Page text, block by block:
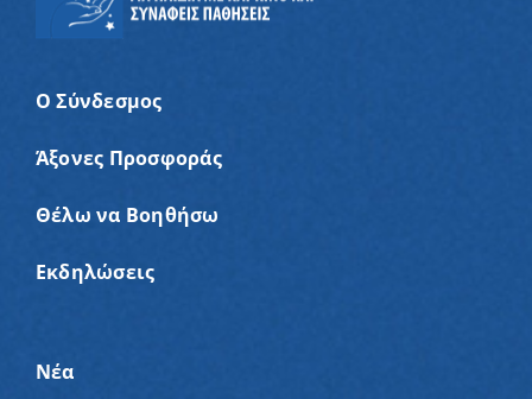
Ο Σύνδεσμος
Άξονες Προσφοράς
Θέλω να Βοηθήσω
Εκδηλώσεις
Νέα